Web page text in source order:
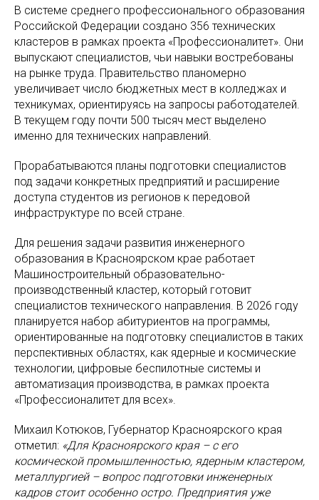
В системе среднего профессионального образования
Российской Федерации создано 356 технических
кластеров в рамках проекта «Профессионалитет». Они
выпускают специалистов, чьи навыки востребованы
на рынке труда. Правительство планомерно
увеличивает число бюджетных мест в колледжах и
техникумах, ориентируясь на запросы работодателей.
В текущем году почти 500 тысяч мест выделено
именно для технических направлений.
Прорабатываются планы подготовки специалистов
под задачи конкретных предприятий и расширение
доступа студентов из регионов к передовой
инфраструктуре по всей стране.
Для решения задачи развития инженерного
образования в Красноярском крае работает
Машиностроительный образовательно-
производственный кластер, который готовит
специалистов технического направления. В 2026 году
планируется набор абитуриентов на программы,
ориентированные на подготовку специалистов в таких
перспективных областях, как ядерные и космические
технологии, цифровые беспилотные системы и
автоматизация производства, в рамках проекта
«Профессионалитет для всех».
Михаил Котюков, Губернатор Красноярского края
отметил: «Для Красноярского края – с его
космической промышленностью, ядерным кластером,
металлургией – вопрос подготовки инженерных
кадров стоит особенно остро. Предприятия уже